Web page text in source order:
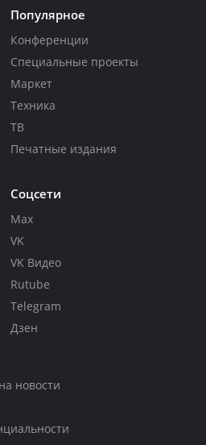
Популярное
Конференции
Специальные проекты
Маркет
Техника
ТВ
Печатные издания
Соцсети
Max
VK
VK Видео
Rutube
Telegram
Дзен
новости